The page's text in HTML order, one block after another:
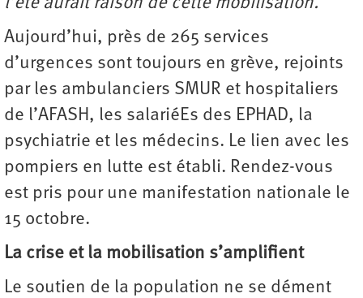
Aujourd’hui, près de 265 services
d’urgences sont toujours en grève, rejoints
par les ambulanciers SMUR et hospitaliers
de l’AFASH, les salariéEs des EPHAD, la
psychiatrie et les médecins. Le lien avec les
pompiers en lutte est établi. Rendez-vous
est pris pour une manifestation nationale le
15 octobre.
La crise et la mobilisation s’amplifient
Le soutien de la population ne se dément